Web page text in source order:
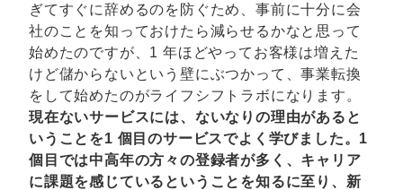
ぎてすぐに辞めるのを防ぐため、事前に十分に会
社のことを知っておけたら減らせるかなと思って
始めたのですが、1 年ほどやってお客様は増えた
けど儲からないという壁にぶつかって、事業転換
をして始めたのがライフシフトラボになります。
現在ないサービスには、ないなりの理由があると
いうことを1 個目のサービスでよく学びました。1
個目では中高年の方々の登録者が多く、キャリア
に課題を感じているということを知るに至り、新